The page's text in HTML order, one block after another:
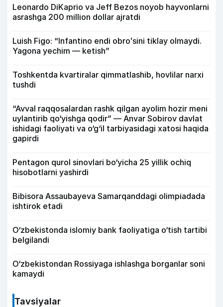
Leonardo DiKaprio va Jeff Bezos noyob hayvonlarni
asrashga 200 million dollar ajratdi
Luish Figo: “Infantino endi obroʻsini tiklay olmaydi.
Yagona yechim — ketish”
Toshkentda kvartiralar qimmatlashib, hovlilar narxi
tushdi
“Avval raqqosalardan rashk qilgan ayolim hozir meni
uylantirib qo‘yishga qodir” — Anvar Sobirov davlat
ishidagi faoliyati va o‘g‘il tarbiyasidagi xatosi haqida
gapirdi
Pentagon qurol sinovlari bo‘yicha 25 yillik ochiq
hisobotlarni yashirdi
Bibisora Assaubayeva Samarqanddagi olimpiadada
ishtirok etadi
O‘zbekistonda islomiy bank faoliyatiga o‘tish tartibi
belgilandi
O‘zbekistondan Rossiyaga ishlashga borganlar soni
kamaydi
Tavsiyalar